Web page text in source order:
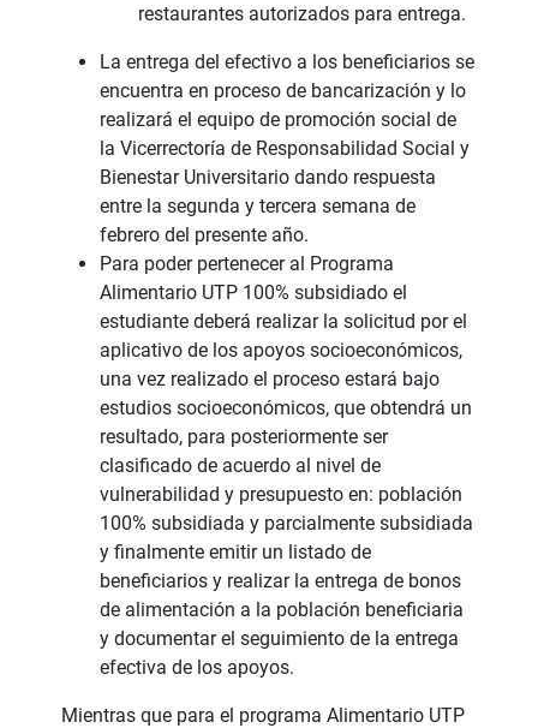
restaurantes autorizados para entrega.
La entrega del efectivo a los beneficiarios se
encuentra en proceso de bancarización y lo
realizará el equipo de promoción social de
la Vicerrectoría de Responsabilidad Social y
Bienestar Universitario dando respuesta
entre la segunda y tercera semana de
febrero del presente año.
Para poder pertenecer al Programa
Alimentario UTP 100% subsidiado el
estudiante deberá realizar la solicitud por el
aplicativo de los apoyos socioeconómicos,
una vez realizado el proceso estará bajo
estudios socioeconómicos, que obtendrá un
resultado, para posteriormente ser
clasificado de acuerdo al nivel de
vulnerabilidad y presupuesto en: población
100% subsidiada y parcialmente subsidiada
y finalmente emitir un listado de
beneficiarios y realizar la entrega de bonos
de alimentación a la población beneficiaria
y documentar el seguimiento de la entrega
efectiva de los apoyos.
Mientras que para el programa Alimentario UTP